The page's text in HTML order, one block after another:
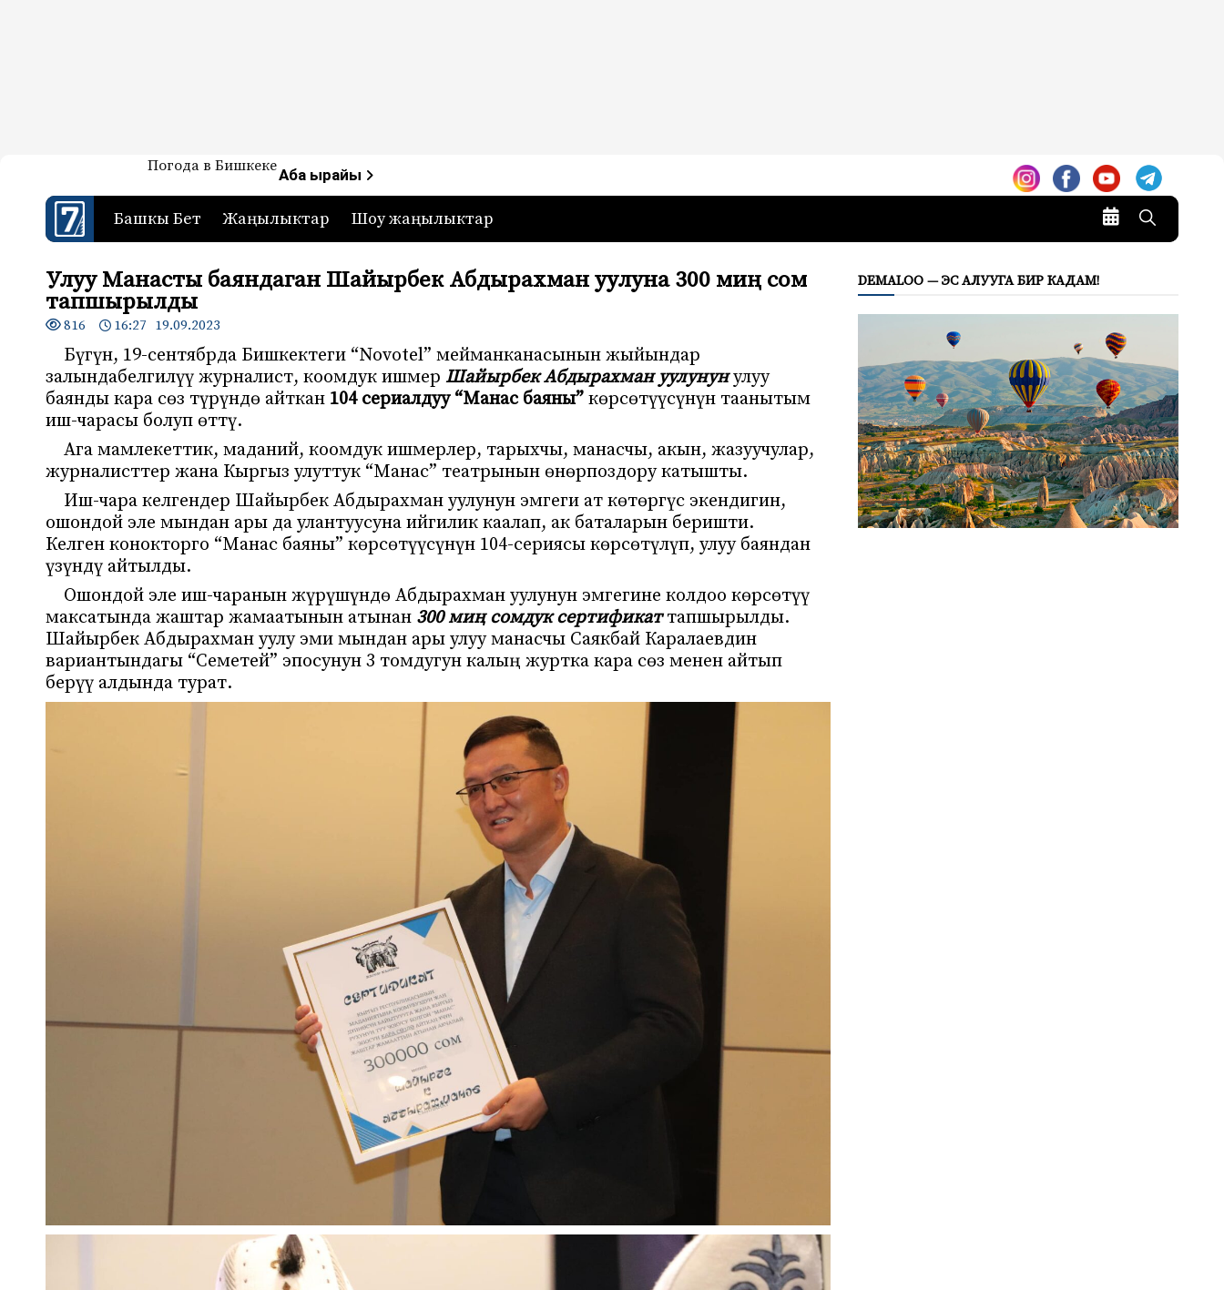
7-канал. Жаңылыктар — Кыргызстан
Жаңылыктар — Кыргызстан
Погода в БишкекеАба ырайы
Башкы Бет Жаңылыктар Шоу жаңылыктар
Улуу Манасты баяндаган Шайырбек Абдырахман уулуна 300 миң сом
тапшырылды
816 16:27 19.09.2023
Бүгүн, 19-сентябрда Бишкектеги “Novotel” мейманканасынын жыйындар
залындабелгилүү журналист, коомдук ишмер Шайырбек Абдырахман уулунун улуу
баянды кара сөз түрүндө айткан 104 сериалдуу “Манас баяны” көрсөтүүсүнүн таанытым
иш-чарасы болуп өттү.
Ага мамлекеттик, маданий, коомдук ишмерлер, тарыхчы, манасчы, акын, жазуучулар,
журналисттер жана Кыргыз улуттук “Манас” театрынын өнөрпоздору катышты.
Иш-чара келгендер Шайырбек Абдырахман уулунун эмгеги ат көтөргүс экендигин,
ошондой эле мындан ары да улантуусуна ийгилик каалап, ак баталарын беришти.
Келген конокторго “Манас баяны” көрсөтүүсүнүн 104-сериясы көрсөтүлүп, улуу баяндан
үзүндү айтылды.
Ошондой эле иш-чаранын жүрүшүндө Абдырахман уулунун эмгегине колдоо көрсөтүү
максатында жаштар жамаатынын атынан 300 миң сомдук сертификаттапшырылды.
Шайырбек Абдырахман уулу эми мындан ары улуу манасчы Саякбай Каралаевдин
вариантындагы “Семетей” эпосунун 3 томдугун калың журтка кара сөз менен айтып
берүү алдында турат.
DEMALOO — ЭС АЛУУГА БИР КАДАМ!